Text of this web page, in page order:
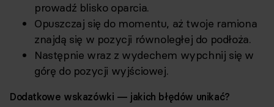
prowadź blisko oparcia.
Opuszczaj się do momentu, aż twoje ramiona
znajdą się w pozycji równoległej do podłoża.
Następnie wraz z wydechem wypchnij się w
górę do pozycji wyjściowej.
Dodatkowe wskazówki — jakich błędów unikać?